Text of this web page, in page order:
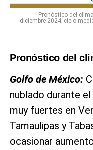
Pronóstico del
diciembre 2024; cielo
Pronóstico del
Golfo de México:
nublado durante
muy fuertes en
Tamaulipas y
ocasionar